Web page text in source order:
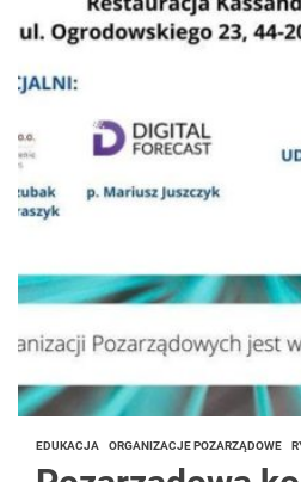
EDUKACJA ORGANIZACJE POZARZĄDOWE